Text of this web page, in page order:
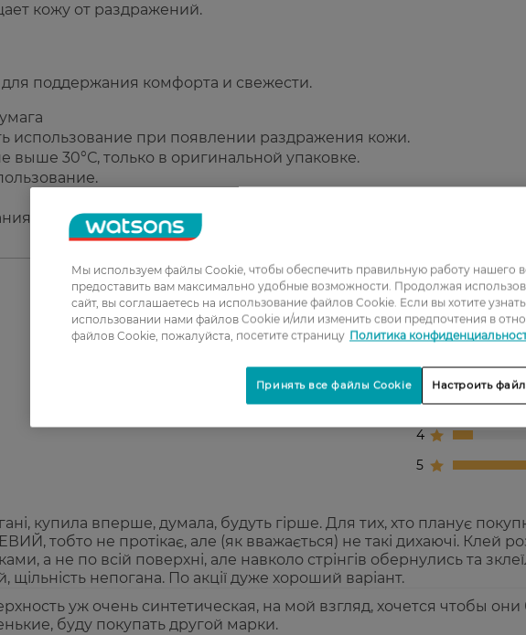
кожу от раздражений.
поддержания комфорта и свежести.
использование при появлении раздражения кожи.
выше 30°С, только в оригинальной упаковке.
1
3
4
5
купила вперше, думала, будуть гірше. Для тих, хто планує
тобто не протікає, але (як вважається) не такі дихаючі. Клей
а не по всій поверхні, але навколо стрінгів обернулись та
щільність непогана. По акції дуже хороший варіант.
уж очень синтетическая, на мой взгляд, хочется чтобы
буду покупать другой марки.
Мы используем файлы Cookie, чтобы обеспечить правильную работу нашего
предоставить вам максимально удобные возможности. Продолжая
сайт, вы соглашаетесь на использование файлов Cookie. Если вы хотите
использовании нами файлов Cookie и/или изменить свои предпочтения в
файлов Cookie, пожалуйста, посетите страницу Политика
Настроить
Принять все файлы Cookie